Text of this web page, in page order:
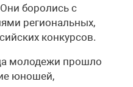
боролись с
региональных,
конкурсов.
молодежи прошло
юношей,